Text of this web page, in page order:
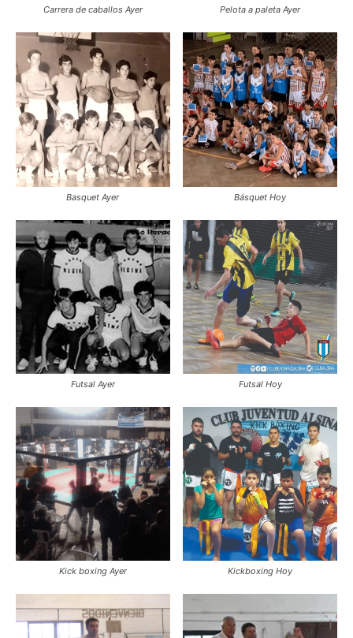
Carrera de caballos Ayer Pelota a paleta Ayer
Basquet Ayer Básquet Hoy
Futsal Ayer Futsal Hoy
Kick boxing Ayer Kickboxing Hoy